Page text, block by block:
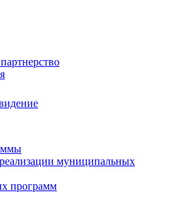
муниципальных
программ